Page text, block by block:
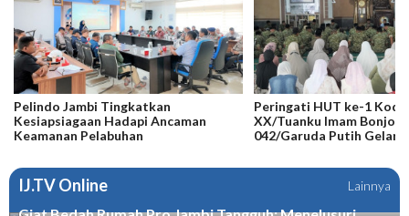
Pelindo Jambi Tingkatkan
Kesiapsiagaan Hadapi Ancaman
Keamanan Pelabuhan
Peringati HUT ke-1
XX/Tuanku Imam Bonjol,
042/Garuda Putih Gelar
IJ.TV Online Lainnya